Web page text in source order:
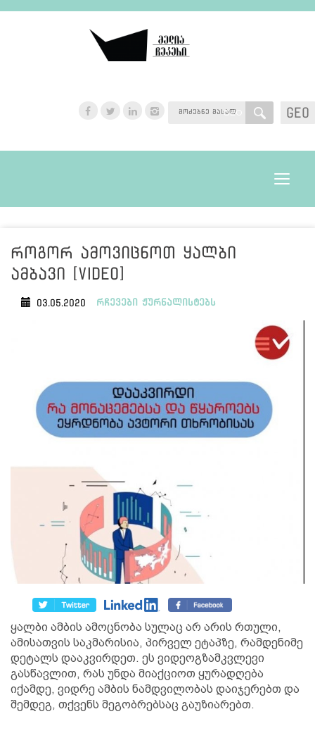
GEO
GEO
Toggle
როგორ ამოვიცნოთ ყალბი
ამბავი [Video]
03.05.2020 რჩევები ჟურნალისტებს
ყალბი ამბის ამოცნობა სულაც არ არის რთული,
ამისათვის საკმარისია, პირველ ეტაპზე, რამდენიმე
დეტალს დააკვირდეთ. ეს ვიდეოგზამკვლევი
გასწავლით, რას უნდა მიაქციოთ ყურადღება
იქამდე, ვიდრე ამბის ნამდვილობას დაიჯერებთ და
შემდეგ, თქვენს მეგობრებსაც გაუზიარებთ.